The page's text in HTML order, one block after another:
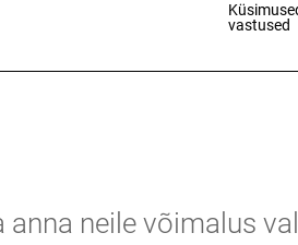
vastused
neile võimalus